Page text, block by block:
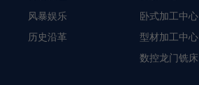
风暴娱乐
历史沿革
卧式加工中心
型材加工中心
数控龙门铣床